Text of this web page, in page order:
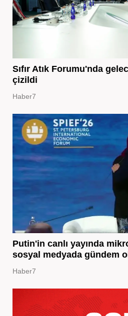
Sıfır Atık Forumu'nda
çizildi
Haber7
Putin'in canlı yayında
sosyal medyada gündem
Haber7